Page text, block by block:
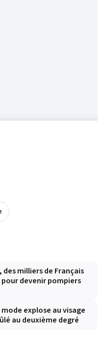
milliers de Français
devenir pompiers
explose au visage
au deuxième degré